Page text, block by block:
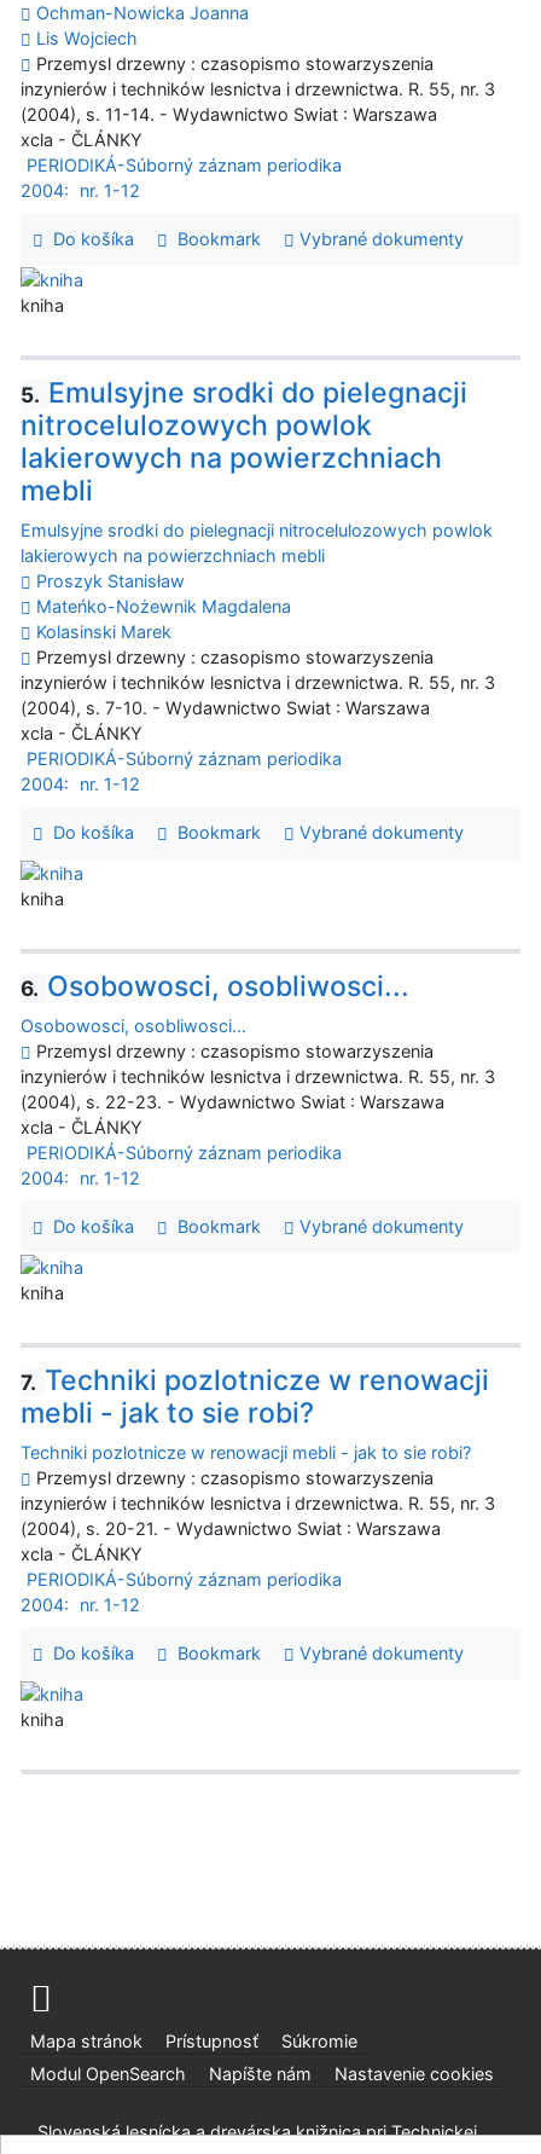
Ochman-Nowicka Joanna
Lis Wojciech
Przemysl drzewny : czasopismo stowarzyszenia
inzynierów i techników lesnictva i drzewnictwa. R. 55, nr. 3
(2004), s. 11-14. - Wydawnictwo Swiat : Warszawa
xcla - ČLÁNKY
PERIODIKÁ-Súborný záznam periodika
2004:
nr. 1-12
Do košíka Bookmark Vybrané dokumenty
kniha
5. Emulsyjne srodki do pielegnacji
nitrocelulozowych powlok
lakierowych na powierzchniach
mebli
Emulsyjne srodki do pielegnacji nitrocelulozowych powlok
lakierowych na powierzchniach mebli
Proszyk Stanisław
Mateńko-Nożewnik Magdalena
Kolasinski Marek
Przemysl drzewny : czasopismo stowarzyszenia
inzynierów i techników lesnictva i drzewnictwa. R. 55, nr. 3
(2004), s. 7-10. - Wydawnictwo Swiat : Warszawa
xcla - ČLÁNKY
PERIODIKÁ-Súborný záznam periodika
2004:
nr. 1-12
Do košíka Bookmark Vybrané dokumenty
kniha
6. Osobowosci, osobliwosci...
Osobowosci, osobliwosci...
Przemysl drzewny : czasopismo stowarzyszenia
inzynierów i techników lesnictva i drzewnictwa. R. 55, nr. 3
(2004), s. 22-23. - Wydawnictwo Swiat : Warszawa
xcla - ČLÁNKY
PERIODIKÁ-Súborný záznam periodika
2004:
nr. 1-12
Do košíka Bookmark Vybrané dokumenty
kniha
7. Techniki pozlotnicze w renowacji
mebli - jak to sie robi?
Techniki pozlotnicze w renowacji mebli - jak to sie robi?
Przemysl drzewny : czasopismo stowarzyszenia
inzynierów i techników lesnictva i drzewnictwa. R. 55, nr. 3
(2004), s. 20-21. - Wydawnictwo Swiat : Warszawa
xcla - ČLÁNKY
PERIODIKÁ-Súborný záznam periodika
2004:
nr. 1-12
Do košíka Bookmark Vybrané dokumenty
kniha
Mapa stránok Prístupnosť
Súkromie
Modul OpenSearch
Napíšte nám Nastavenie cookies
Slovenská lesnícka a drevárska knižnica pri Technickej